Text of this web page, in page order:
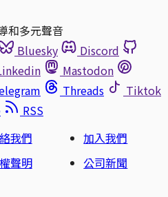
和多元聲音
Bluesky
Discord
Mastodon
Threads
Tiktok
RSS
我們
加入我們
聲明
公司新聞